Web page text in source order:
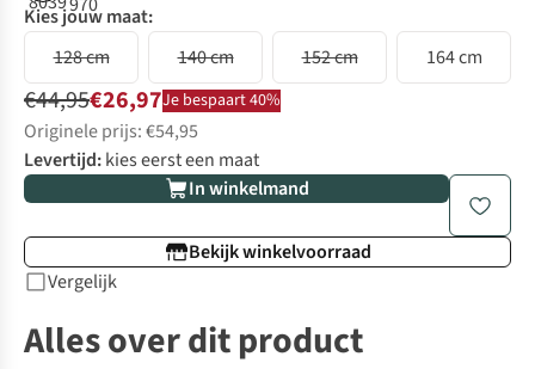
Kies jouw maat:
128 cm
140 cm 152 cm 164 cm
€44,95€26,97Je bespaart 40%
Originele prijs: €54,95
Levertijd:kies eerst een maat
In winkelmand
Bekijk winkelvoorraad
Vergelijk
Alles over dit product